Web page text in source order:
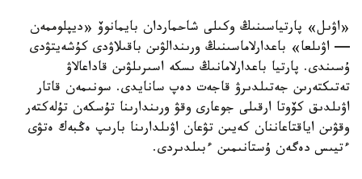
«اۋىل» پارتياسىنىڭ وكىلى شاحماردان بايمانوۆ «ديپلوممەن
— اۋىلعا» باعدارلاماسىنىڭ ورىندالۋىن باقىلاۋدى كۇشەيتۋدى
ۇسىندى. پارتيا باعدارلامانىڭ ىسكە اسىرىلۋىن قاداعالاۋ
تەتىكتەرىن جەتىلدىرۋ قاجەت دەپ سانايدى. سونىمەن قاتار
اۋىلدىق كۆوتا ارقىلى جوعارى وقۋ ورىندارىنا تۇسكەن تۇلەكتەر
وقۋىن اياقتاعاننان كەيىن تۋعان اۋىلدارىنا بارىپ ەڭبەك ەتۋى
ءتيىس دەگەن ۇستانىمىن ءبىلدىردى.